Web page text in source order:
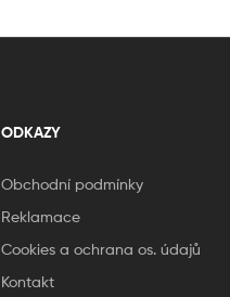
ODKAZY
Obchodní podmínky
Reklamace
Cookies a ochrana os. údajů
Kontakt